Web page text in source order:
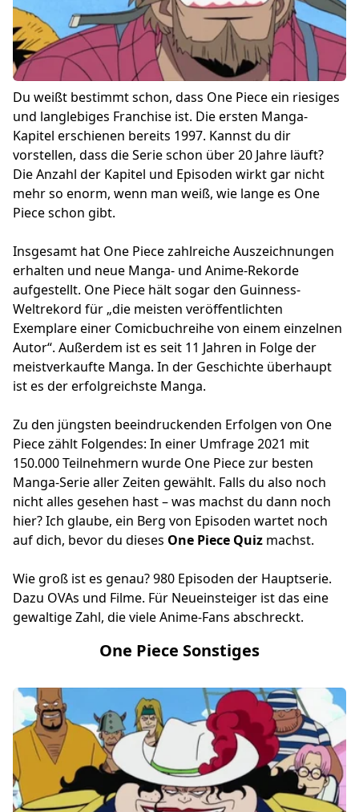
Du weißt bestimmt schon, dass One Piece ein riesiges
und langlebiges Franchise ist. Die ersten Manga-
Kapitel erschienen bereits 1997. Kannst du dir
vorstellen, dass die Serie schon über 20 Jahre läuft?
Die Anzahl der Kapitel und Episoden wirkt gar nicht
mehr so enorm, wenn man weiß, wie lange es One
Piece schon gibt.
Insgesamt hat One Piece zahlreiche Auszeichnungen
erhalten und neue Manga- und Anime-Rekorde
aufgestellt. One Piece hält sogar den Guinness-
Weltrekord für „die meisten veröffentlichten
Exemplare einer Comicbuchreihe von einem einzelnen
Autor“. Außerdem ist es seit 11 Jahren in Folge der
meistverkaufte Manga. In der Geschichte überhaupt
ist es der erfolgreichste Manga.
Zu den jüngsten beeindruckenden Erfolgen von One
Piece zählt Folgendes: In einer Umfrage 2021 mit
150.000 Teilnehmern wurde One Piece zur besten
Manga-Serie aller Zeiten gewählt. Falls du also noch
nicht alles gesehen hast – was machst du dann noch
hier? Ich glaube, ein Berg von Episoden wartet noch
auf dich, bevor du dieses One Piece Quiz machst.
Wie groß ist es genau? 980 Episoden der Hauptserie.
Dazu OVAs und Filme. Für Neueinsteiger ist das eine
gewaltige Zahl, die viele Anime-Fans abschreckt.
One Piece Sonstiges